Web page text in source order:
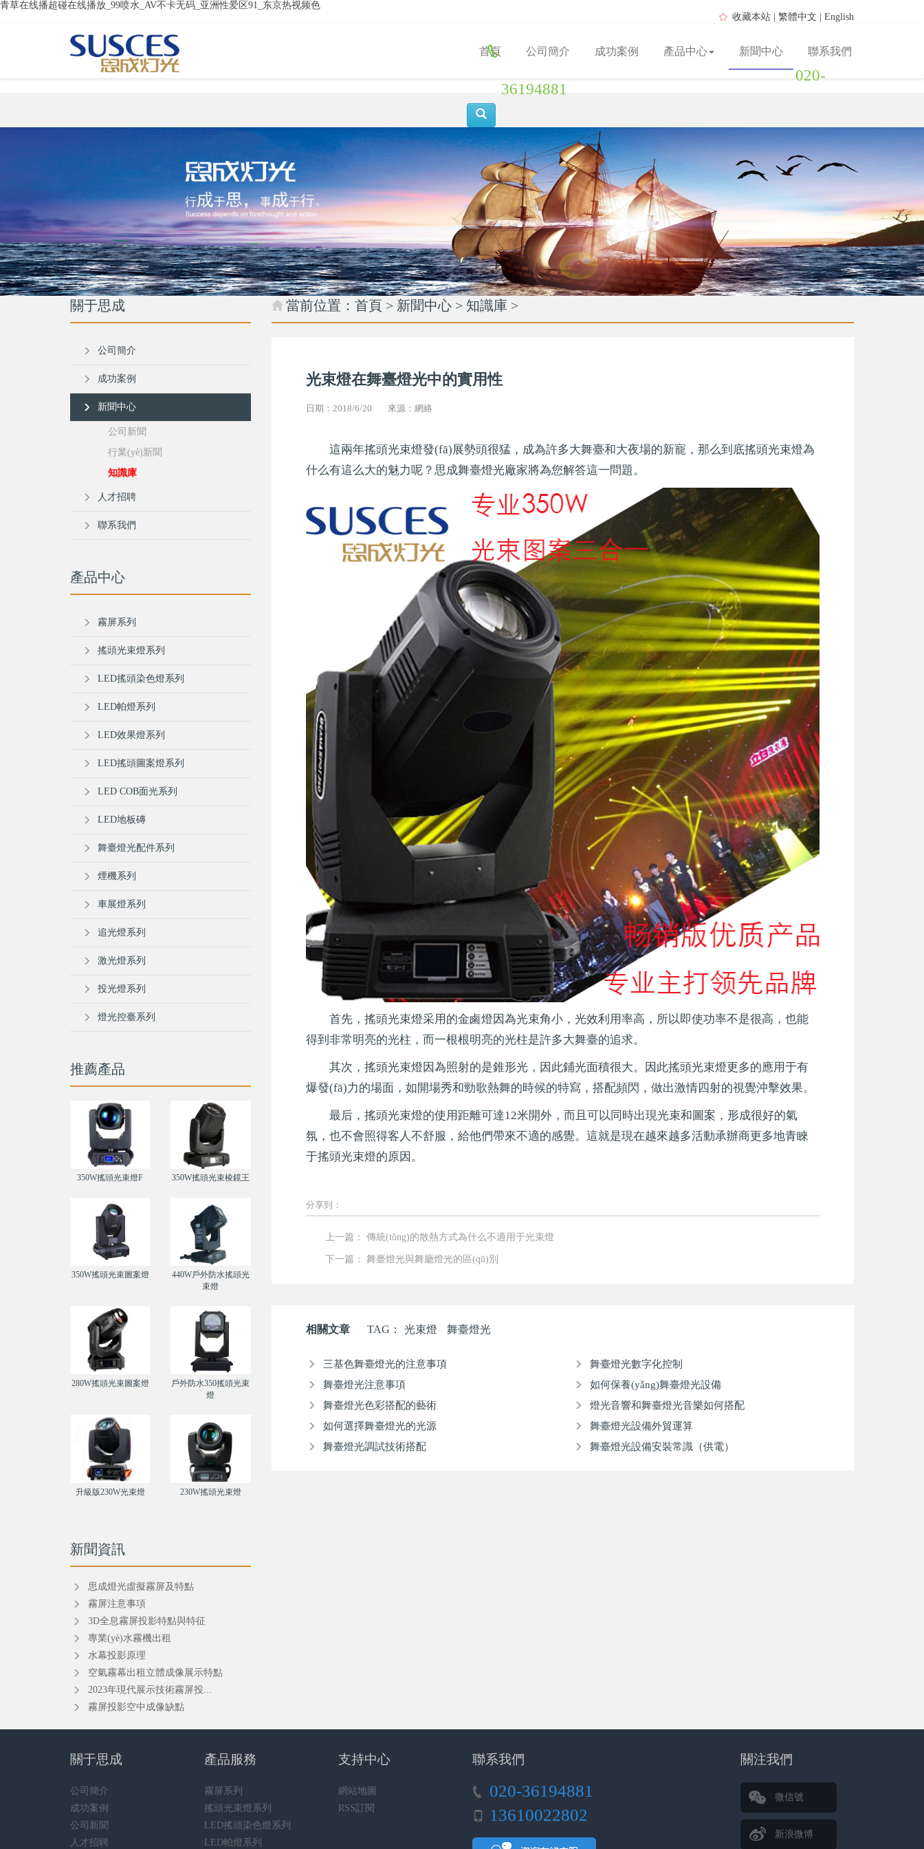
青草在线播超碰在线播放_99喷水_AV不卡无码_亚洲性爱区91_东京热视频色
收藏本站
繁體中文 English
首頁 公司簡介 成功案例 產品中心 新聞中心 聯系我們
020-
36194881
當前位置： 首頁> 新聞中心> 知識庫>
光束燈在舞臺燈光中的實用性
日期：2018/6/20 來源：網絡
這兩年搖頭光束燈發(fā)展勢頭很猛，成為許多大舞臺和大夜場的新寵，那么到底搖頭光束燈為
什么有這么大的魅力呢？思成舞臺燈光廠家將為您解答這一問題。
首先，搖頭光束燈采用的金鹵燈因為光束角小，光效利用率高，所以即使功率不是很高，也能
得到非常明亮的光柱，而一根根明亮的光柱是許多大舞臺的追求。
其次，搖頭光束燈因為照射的是錐形光，因此鋪光面積很大。因此搖頭光束燈更多的應用于有
爆發(fā)力的場面，如開場秀和勁歌熱舞的時候的特寫，搭配頻閃，做出激情四射的視覺沖擊效果。
最后，搖頭光束燈的使用距離可達12米開外，而且可以同時出現光束和圖案，形成很好的氣
氛，也不會照得客人不舒服，給他們帶來不適的感覺。這就是現在越來越多活動承辦商更多地青睞
于搖頭光束燈的原因。
分享到：
上一篇： 傳統(tǒng)的散熱方式為什么不適用于光束燈
下一篇： 舞臺燈光與舞廳燈光的區(qū)別
相關文章 TAG： 光束燈 舞臺燈光
三基色舞臺燈光的注意事項
舞臺燈光注意事項
舞臺燈光色彩搭配的藝術
如何選擇舞臺燈光的光源
舞臺燈光調試技術搭配
舞臺燈光數字化控制
如何保養(yǎng)舞臺燈光設備
燈光音響和舞臺燈光音樂如何搭配
舞臺燈光設備外貿運算
舞臺燈光設備安裝常識（供電）
關于思成
公司簡介
成功案例
新聞中心
公司新聞
行業(yè)新聞
知識庫
人才招聘
聯系我們
產品中心
霧屏系列
搖頭光束燈系列
LED搖頭染色燈系列
LED帕燈系列
LED效果燈系列
LED搖頭圖案燈系列
LED COB面光系列
LED地板磚
舞臺燈光配件系列
煙機系列
車展燈系列
追光燈系列
激光燈系列
投光燈系列
燈光控臺系列
推薦產品
350W搖頭光束燈F 350W搖頭光束棱鏡王
350W搖頭光束圖案燈
440W戶外防水搖頭光
束燈
280W搖頭光束圖案燈
戶外防水350搖頭光束
燈
升級版230W光束燈 230W搖頭光束燈
新聞資訊
思成燈光虛擬霧屏及特點
霧屏注意事項
3D全息霧屏投影特點與特征
專業(yè)水霧機出租
水幕投影原理
空氣霧幕出租立體成像展示特點
2023年現代展示技術霧屏投...
霧屏投影空中成像缺點
關于思成
公司簡介
成功案例
公司新聞
人才招聘
產品服務
霧屏系列
搖頭光束燈系列
LED搖頭染色燈系列
LED帕燈系列
支持中心
網站地圖
RSS訂閱
聯系我們
020-36194881
13610022802
關注我們
微信號
新浪微博